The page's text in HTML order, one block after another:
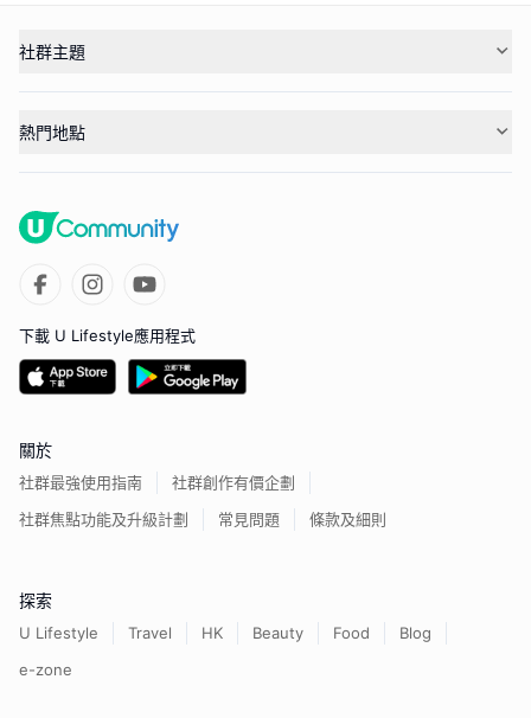
社群主題
熱門地點
下載 U Lifestyle應用程式
關於
社群最強使用指南
社群創作有價企劃
社群焦點功能及升級計劃
常見問題 條款及細則
探索
U Lifestyle Travel HK Beauty Food
Blog
e-zone